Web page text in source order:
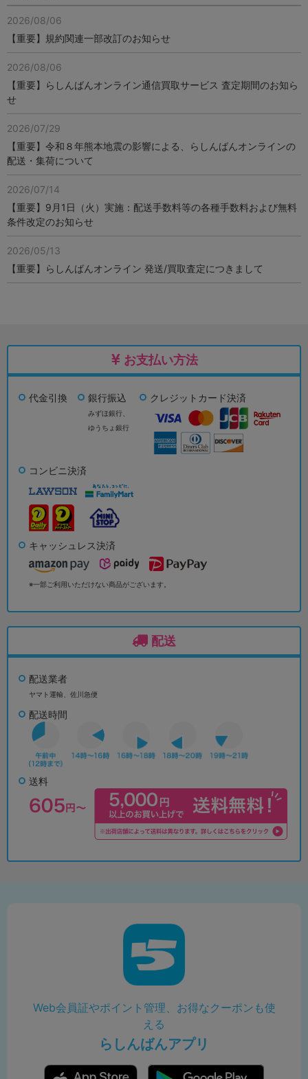
2026/08/06
【重要】規約関連一部改訂のお知らせ
2026/08/06
【重要】らしんばんオンライン通信買取サービス 査定期間のお知ら
せ
2026/07/29
【重要】令和８年熊本地震の影響による、らしんばんオンラインの
配送・集荷について
2026/07/14
【重要】9月1日（火）実施：配送手数料等の各種手数料および無料
条件改定のお知らせ
2026/05/13
【重要】らしんばんオンライン 発送/買取査定につきまして
お支払い方法
代金引換 銀行振込
みずほ銀行、
ゆうちょ銀行
クレジットカード決済
コンビニ決済
キャッシュレス決済
※一部ご利用いただけない商品がございます。
配送
配送業者
ヤマト運輸、佐川急便
配送時間
送料
Web会員証やポイント管理、お得なクーポンも使
える
らしんばんアプリ